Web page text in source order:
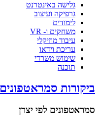
גלישה באינטרנט
גרפיקה ועיצוב
לימודים
משחקים ו- VR
עיבוד מוזיקלי
עריכת וידאו
שימוש משרדי
תוכנה
ביקורות סמראטפונים
סמראטפונים לפי יצרן